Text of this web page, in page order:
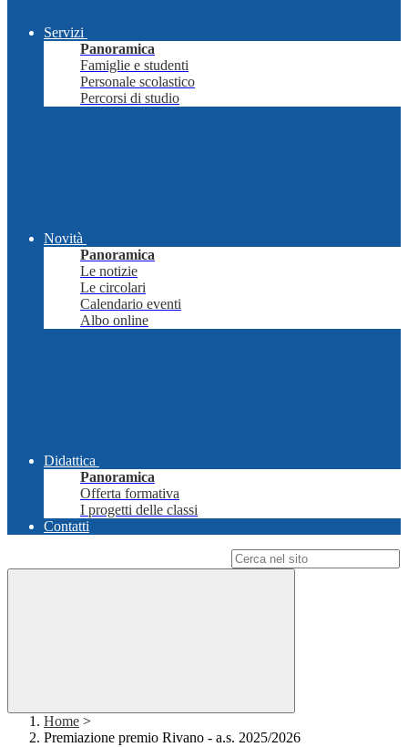
Servizi
Panoramica
Famiglie e studenti
Personale scolastico
Percorsi di studio
Novità
Panoramica
Le notizie
Le circolari
Calendario eventi
Albo online
Didattica
Panoramica
Offerta formativa
I progetti delle classi
Contatti
Home >
Premiazione premio Rivano - a.s. 2025/2026